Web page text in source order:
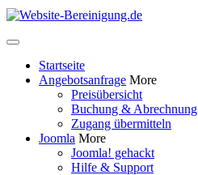
Startseite
Angebotsanfrage More
Preisübersicht
Buchung & Abrechnung
Zugang übermitteln
Joomla More
Joomla! gehackt
Hilfe & Support